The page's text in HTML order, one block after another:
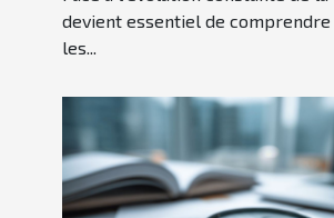
devient essentiel de
les...